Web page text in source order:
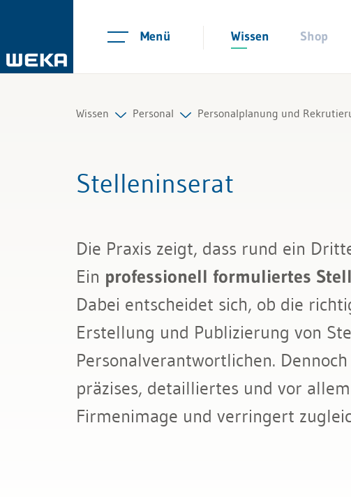
Menü Wissen Shop
Wissen
Management
Finanzen & Steuern
Bau & Immobilien
Personal
Arbeitsverträge und Reglemente
Lohn und Gehalt
Kündigung & Arbeitszeugnis
Sozialversicherungen
Personalplanung und
Personalstrategie
Stelleninserat
Personalauswahl
Personalmarketing
Assessment
Stelleninserat
Die Praxis zeigt, dass rund ein
Ein professionell formuliertes
Dabei entscheidet sich, ob die
Erstellung und Publizierung von
Personalverantwortlichen.
präzises, detailliertes und vor
Firmenimage und verringert